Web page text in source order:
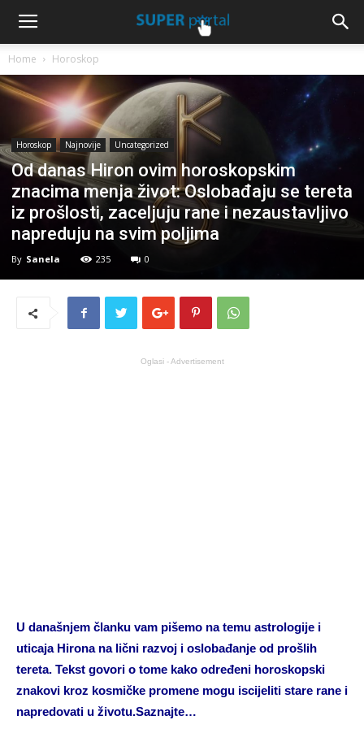
Home Horoskop
Horoskop Najnovije Uncategorized
Od danas Hiron ovim horoskopskim
znacima menja život: Oslobađaju se tereta
iz prošlosti, zaceljuju rane i nezaustavljivo
napreduju na svim poljima
By Sanela 235 0
Oglasi - Advertisement
U današnjem članku vam pišemo na temu astrologije i
uticaja Hirona na lični razvoj i oslobađanje od prošlih
tereta. Tekst govori o tome kako određeni horoskopski
znakovi kroz kosmičke promene mogu iscijeliti stare rane i
napredovati u životu.Saznajte…